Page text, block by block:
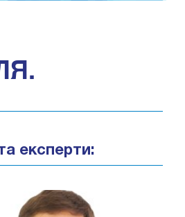
експерти: